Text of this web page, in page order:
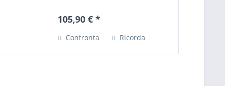
also already installed. The control
105,90 € *
Confronta Ricorda